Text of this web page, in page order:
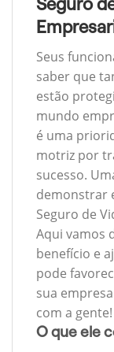
Seguro
Seus
saber que
estão
mundo
é uma
motriz por
sucesso.
demonstrar
Seguro de
Aqui vamos
benefício e
pode
sua
com a gente!
O que ele